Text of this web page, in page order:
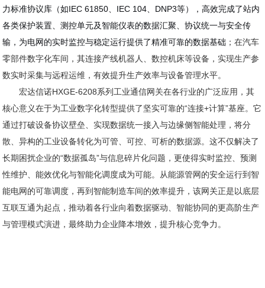
力标准协议库（如IEC 61850、IEC 104、DNP3等），高效完成了站内
各类保护装置、测控单元及智能仪表的数据汇聚、协议统一与安全传
输，为电网的实时监控与稳定运行提供了精准可靠的数据基础 ；在汽车
零部件数字化车间，其连接产线机器人、数控机床等设备，实现生产参
数实时采集与远程运维，有效提升生产效率与设备管理水平。
宏达信诺HXGE-6208系列工业通信网关在各行业的广泛应用，其
核心意义在于为工业数字化转型提供了坚实可靠的“连接+计算”基座。它
通过打破设备协议壁垒、实现数据统一接入与边缘侧智能处理，将分
散、异构的工业设备转化为可管、可控、可析的数据源。这不仅解决了
长期困扰企业的“数据孤岛”与信息碎片化问题，更使得实时监控、预测
性维护、能效优化与智能化调度成为可能。从能源管网的安全运行到智
能电网的可靠调度，再到智能制造车间的效率提升，该网关正是以底层
互联互通为起点，推动着各行业向着数据驱动、智能协同的更高阶生产
与管理模式演进，最终助力企业降本增效，提升核心竞争力。